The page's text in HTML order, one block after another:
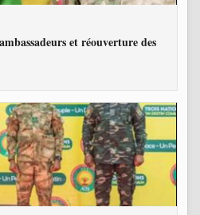
et réouverture des